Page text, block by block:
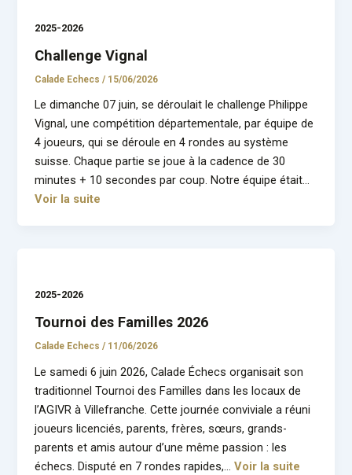
2025-2026
Challenge Vignal
Calade Echecs/ 15/06/2026
Le dimanche 07 juin, se déroulait le challenge Philippe
Vignal, une compétition départementale, par équipe de
4 joueurs, qui se déroule en 4 rondes au système
suisse. Chaque partie se joue à la cadence de 30
minutes + 10 secondes par coup. Notre équipe était…
Voir la suite
2025-2026
Tournoi des Familles 2026
Calade Echecs/ 11/06/2026
Le samedi 6 juin 2026, Calade Échecs organisait son
traditionnel Tournoi des Familles dans les locaux de
l’AGIVR à Villefranche. Cette journée conviviale a réuni
joueurs licenciés, parents, frères, sœurs, grands-
parents et amis autour d’une même passion : les
échecs. Disputé en 7 rondes rapides,…Voir la suite